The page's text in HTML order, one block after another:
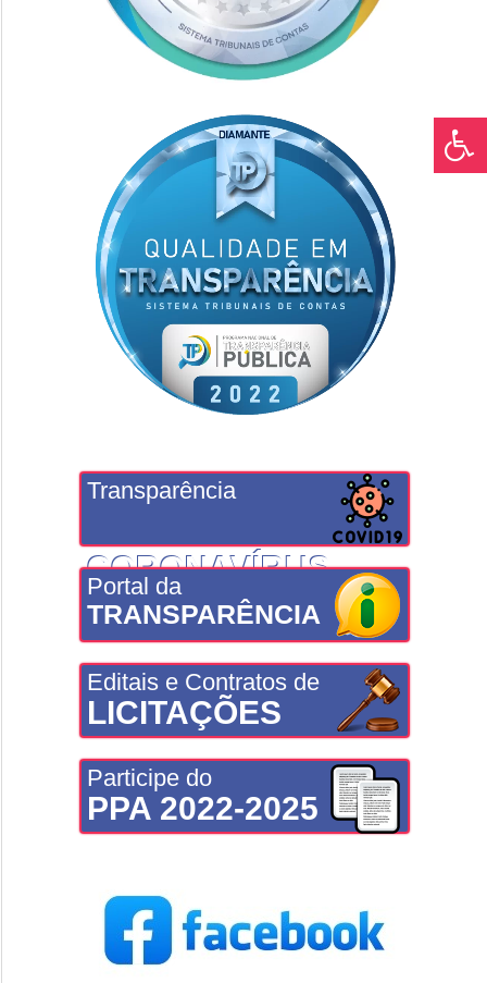
Transparência
CORONAVÍRUS
Portal da
TRANSPARÊNCIA
Editais e Contratos de
LICITAÇÕES
Participe do
PPA 2022-2025